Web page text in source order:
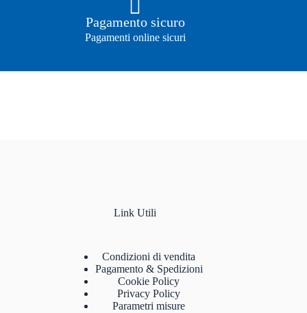
Pagamento sicuro
Pagamenti online sicuri
Link Utili
Condizioni di vendita
Pagamento & Spedizioni
Cookie Policy
Privacy Policy
Parametri misure